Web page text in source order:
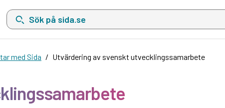
Sök på sida.se, sökförslag kommer att visas i en lista under
med Sida Utvärdering av svenskt utvecklingssamarbete